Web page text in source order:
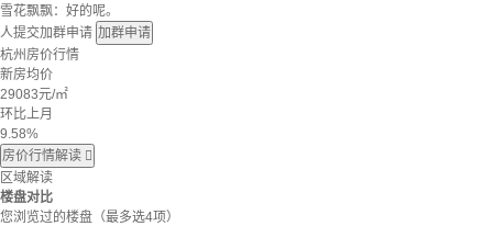
雪花飘飘：好的呢。
人提交加群申请 加群申请
杭州房价行情
新房均价
29083元/㎡
环比上月
9.58%
房价行情解读 
区域解读
楼盘对比
您浏览过的楼盘 （最多选4项）